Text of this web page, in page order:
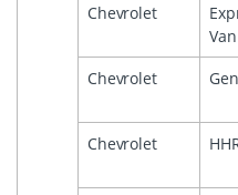
Chevrolet
Van
Chevrolet
Chevrolet